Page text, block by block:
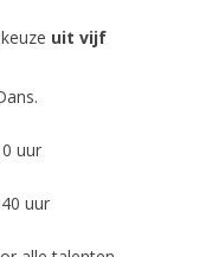
uit vijf
uur
uur